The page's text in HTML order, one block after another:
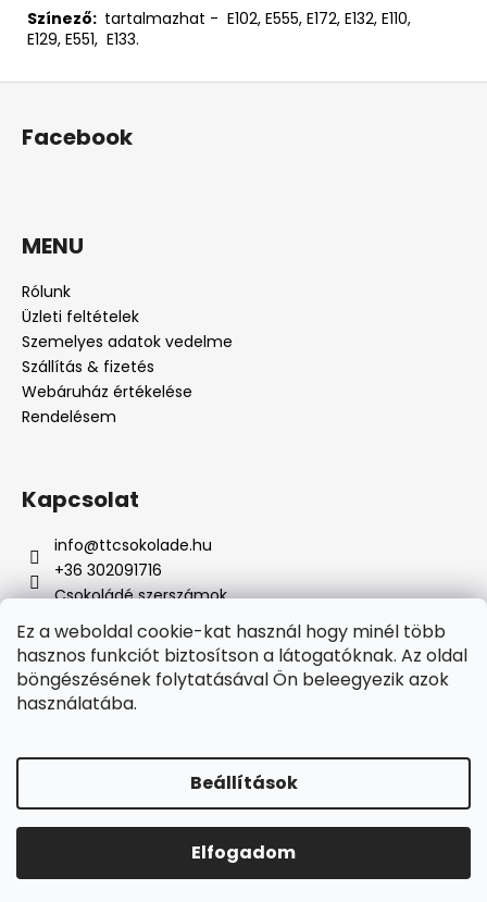
Ez a weboldal cookie-kat használ hogy minél több
hasznos funkciót biztosítson a látogatóknak. Az oldal
böngészésének folytatásával Ön beleegyezik azok
használatába.
Beállítások
Elfogadom
Színező: tartalmazhat - E102, E555, E172, E132, E110,
E129, E551, E133.
Facebook
MENU
Rólunk
Üzleti feltételek
Szemelyes adatok vedelme
Szállítás & fizetés
Webáruház értékelése
Rendelésem
Kapcsolat
info@ttcsokolade.hu
+36 302091716
Csokoládé szerszámok
Online fizetési lehetőséget biztosítunk
TTcsokoládé. Minden jog fenntartva.